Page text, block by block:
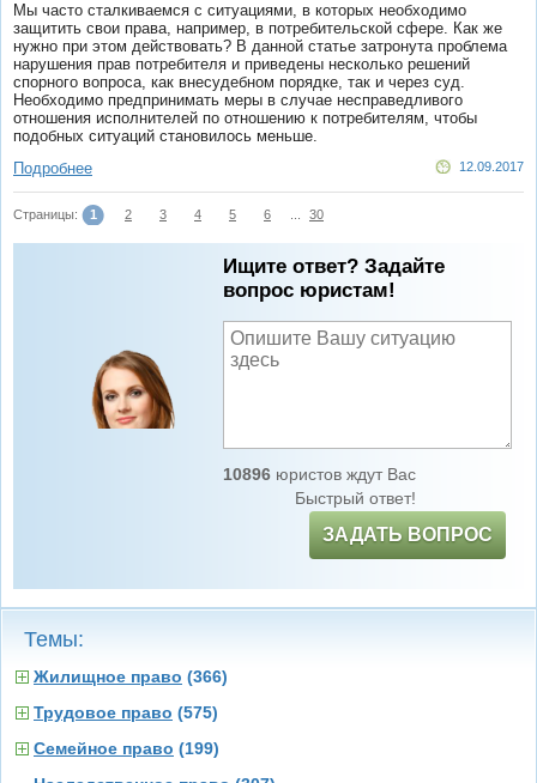
Мы часто сталкиваемся с ситуациями, в которых необходимо
защитить свои права, например, в потребительской сфере. Как же
нужно при этом действовать? В данной статье затронута проблема
нарушения прав потребителя и приведены несколько решений
спорного вопроса, как внесудебном порядке, так и через суд.
Необходимо предпринимать меры в случае несправедливого
отношения исполнителей по отношению к потребителям, чтобы
подобных ситуаций становилось меньше.
Подробнее
12.09.2017
Страницы: 1 2 3 4 5 6 30
Ищите ответ? Задайте
вопрос юристам!
10896юристов ждут Вас
Быстрый ответ!
ЗАДАТЬ ВОПРОС
Темы:
Жилищное право (366)
Трудовое право (575)
Семейное право (199)